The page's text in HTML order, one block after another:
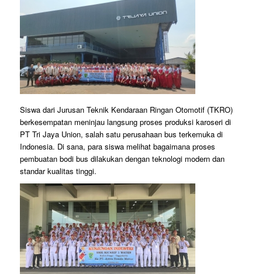
Siswa dari Jurusan Teknik Kendaraan Ringan Otomotif (TKRO)
berkesempatan meninjau langsung proses produksi karoseri di
PT Tri Jaya Union, salah satu perusahaan bus terkemuka di
Indonesia. Di sana, para siswa melihat bagaimana proses
pembuatan bodi bus dilakukan dengan teknologi modern dan
standar kualitas tinggi.